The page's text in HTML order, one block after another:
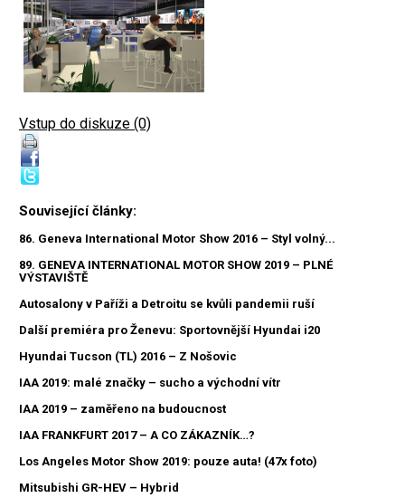
Vstup do diskuze (0)
Související články:
86. Geneva International Motor Show 2016 – Styl volný...
89. GENEVA INTERNATIONAL MOTOR SHOW 2019 – PLNÉ
VÝSTAVIŠTĚ
Autosalony v Paříži a Detroitu se kvůli pandemii ruší
Další premiéra pro Ženevu: Sportovnější Hyundai i20
Hyundai Tucson (TL) 2016 – Z Nošovic
IAA 2019: malé značky – sucho a východní vítr
IAA 2019 – zaměřeno na budoucnost
IAA FRANKFURT 2017 – A CO ZÁKAZNÍK…?
Los Angeles Motor Show 2019: pouze auta! (47x foto)
Mitsubishi GR-HEV – Hybrid